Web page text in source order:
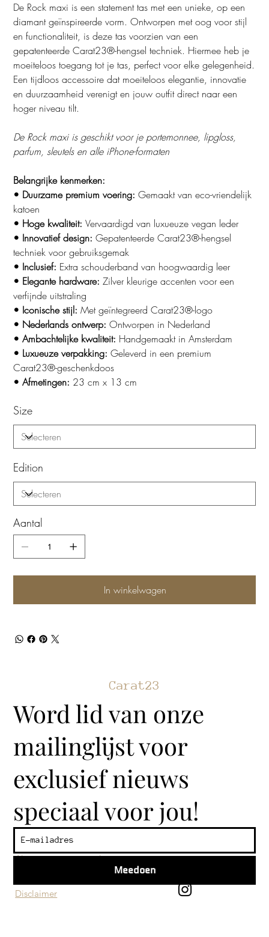
De Rock maxi is een statement tas met een unieke, op een
diamant geïnspireerde vorm. Ontworpen met oog voor stijl
en functionaliteit, is deze tas voorzien van een
gepatenteerde Carat23®-hengsel techniek. Hiermee heb je
moeiteloos toegang tot je tas, perfect voor elke gelegenheid.
Een tijdloos accessoire dat moeiteloos elegantie, innovatie
en duurzaamheid verenigt en jouw outfit direct naar een
hoger niveau tilt.
De Rock maxi is geschikt voor je portemonnee, lipgloss,
parfum, sleutels en alle iPhone-formaten
Belangrijke kenmerken:
• Duurzame premium voering:Gemaakt van eco-vriendelijk
katoen
• Hoge kwaliteit:Vervaardigd van luxueuze vegan leder
• Innovatief design:Gepatenteerde Carat23®-hengsel
techniek voor gebruiksgemak
• Inclusief: Extra schouderband van hoogwaardig leer
• Elegante hardware:Zilver kleurige accenten voor een
verfijnde uitstraling
• Iconische stijl:Met geïntegreerd Carat23®-logo
• Nederlands ontwerp:Ontworpen in Nederland
• Ambachtelijke kwaliteit: Handgemaakt in Amsterdam
• Luxueuze verpakking: Geleverd in een premium
Carat23®-geschenkdoos
• Afmetingen: 23 cm x 13 cm
Size
Edition
Aantal
In winkelwagen
Algemene voorwaarden
Klantenservice
Disclaimer
Carat23
Word lid van onze
mailinglijst voor
exclusief nieuws
speciaal voor jou!
Meedoen